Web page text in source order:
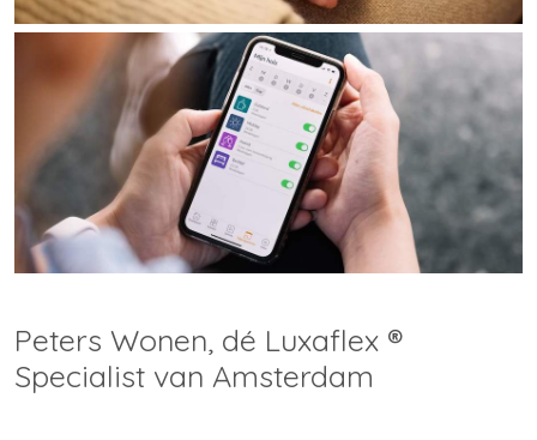
Peters Wonen, dé Luxaflex ®
Specialist van Amsterdam